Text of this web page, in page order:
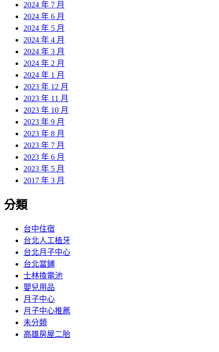
2024 年 7 月
2024 年 6 月
2024 年 5 月
2024 年 4 月
2024 年 3 月
2024 年 2 月
2024 年 1 月
2023 年 12 月
2023 年 11 月
2023 年 10 月
2023 年 9 月
2023 年 8 月
2023 年 7 月
2023 年 6 月
2023 年 5 月
2017 年 3 月
分類
台中住宿
台北人工植牙
台北月子中心
台北當鋪
士林換電池
嬰兒用品
月子中心
月子中心推薦
未分類
高雄房屋二胎